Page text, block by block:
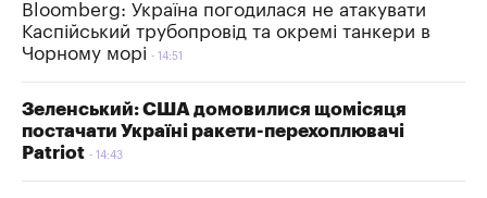
Bloomberg: Україна погодилася не атакувати
Каспійський трубопровід та окремі танкери в
Чорному морі
14:51
Зеленський: США домовилися щомісяця
постачати Україні ракети-перехоплювачі
Patriot
14:43